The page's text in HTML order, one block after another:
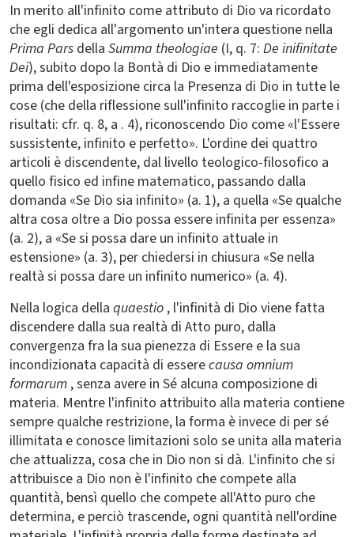
In merito all'infinito come attributo di Dio va ricordato
che egli dedica all'argomento un'intera questione nella
Prima Pars della Summa theologiae (I, q. 7: De inifinitate
Dei), subito dopo la Bontà di Dio e immediatamente
prima dell'esposizione circa la Presenza di Dio in tutte le
cose (che della riflessione sull'infinito raccoglie in parte i
risultati: cfr. q. 8, a . 4), riconoscendo Dio come «l'Essere
sussistente, infinito e perfetto». L'ordine dei quattro
articoli è discendente, dal livello teologico-filosofico a
quello fisico ed infine matematico, passando dalla
domanda «Se Dio sia infinito» (a. 1), a quella «Se qualche
altra cosa oltre a Dio possa essere infinita per essenza»
(a. 2), a «Se si possa dare un infinito attuale in
estensione» (a. 3), per chiedersi in chiusura «Se nella
realtà si possa dare un infinito numerico» (a. 4).
Nella logica della quaestio , l'infinità di Dio viene fatta
discendere dalla sua realtà di Atto puro, dalla
convergenza fra la sua pienezza di Essere e la sua
incondizionata capacità di esserecausa omnium
formarum , senza avere in Sé alcuna composizione di
materia. Mentre l'infinito attribuito alla materia contiene
sempre qualche restrizione, la forma è invece di per sé
illimitata e conosce limitazioni solo se unita alla materia
che attualizza, cosa che in Dio non si dà. L'infinito che si
attribuisce a Dio non è l'infinito che compete alla
quantità, bensì quello che compete all'Atto puro che
determina, e perciò trascende, ogni quantità nell'ordine